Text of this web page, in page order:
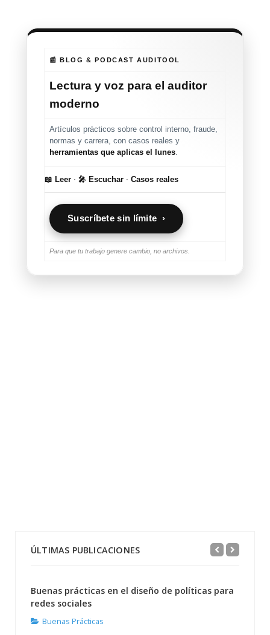
📰 BLOG & PODCAST AUDITOOL
Lectura y voz para el auditor
moderno
Artículos prácticos sobre control interno, fraude,
normas y carrera, con casos reales y
herramientas que aplicas el lunes.
📖 Leer · 🎤 Escuchar · Casos reales
Suscríbete sin límite ›
Para que tu trabajo genere cambio, no archivos.
ÚLTIMAS PUBLICACIONES
Buenas prácticas en el diseño de políticas para
redes sociales
Buenas Prácticas